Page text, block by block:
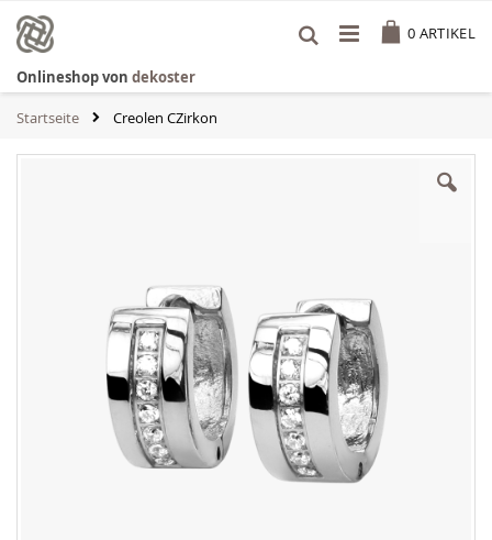
Inhalt
springen
0 ARTIKEL
Onlineshop von dekoster
Startseite Creolen CZirkon